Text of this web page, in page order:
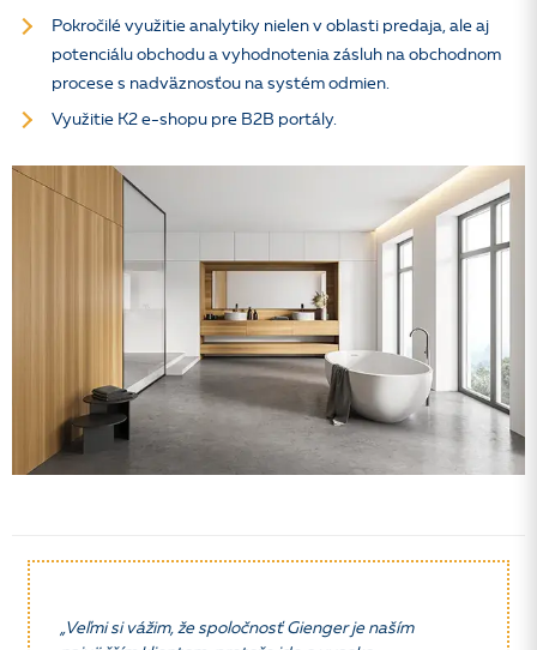
Pokročilé využitie analytiky nielen v oblasti predaja, ale aj
potenciálu obchodu a vyhodnotenia zásluh na obchodnom
procese s nadväznosťou na systém odmien.
Využitie K2 e-shopu pre B2B portály.
„Veľmi si vážim, že spoločnosť Gienger je naším